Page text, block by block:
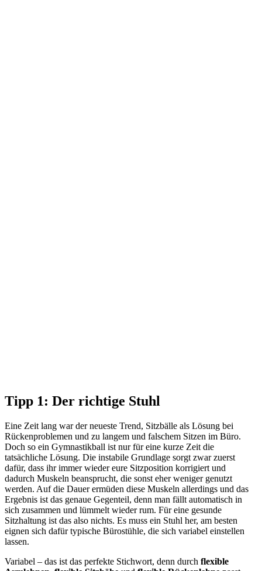
Tipp 1: Der richtige Stuhl
Eine Zeit lang war der neueste Trend, Sitzbälle als Lösung bei
Rückenproblemen und zu langem und falschem Sitzen im Büro.
Doch so ein Gymnastikball ist nur für eine kurze Zeit die
tatsächliche Lösung. Die instabile Grundlage sorgt zwar zuerst
dafür, dass ihr immer wieder eure Sitzposition korrigiert und
dadurch Muskeln beansprucht, die sonst eher weniger genutzt
werden. Auf die Dauer ermüden diese Muskeln allerdings und das
Ergebnis ist das genaue Gegenteil, denn man fällt automatisch in
sich zusammen und lümmelt wieder rum. Für eine gesunde
Sitzhaltung ist das also nichts. Es muss ein Stuhl her, am besten
eignen sich dafür typische Bürostühle, die sich variabel einstellen
lassen.
Variabel – das ist das perfekte Stichwort, denn durch flexible